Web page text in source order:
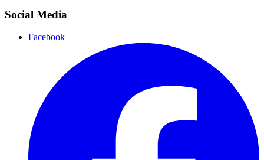
Social Media
Facebook